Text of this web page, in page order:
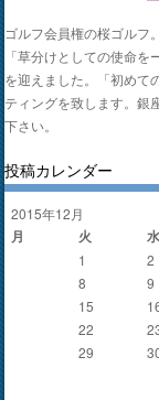
ゴルフ会員権の桜ゴルフ。
「草分けとしての使命
を迎えました。「初めて
ティングを致します。銀
下さい。
投稿カレンダー
2015年12月
月 火 水
1 2
8 9
15
22
29